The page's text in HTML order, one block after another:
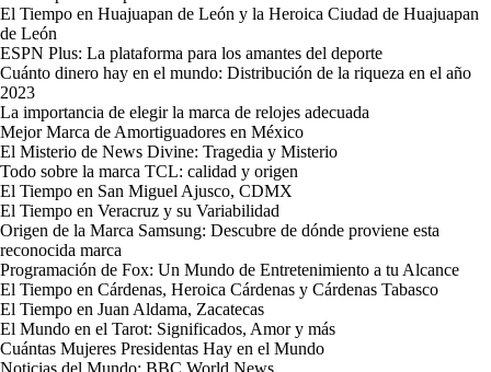
El Tiempo en Huajuapan de León y la Heroica Ciudad de Huajuapan
de León
ESPN Plus: La plataforma para los amantes del deporte
Cuánto dinero hay en el mundo: Distribución de la riqueza en el año
2023
La importancia de elegir la marca de relojes adecuada
Mejor Marca de Amortiguadores en México
El Misterio de News Divine: Tragedia y Misterio
Todo sobre la marca TCL: calidad y origen
El Tiempo en San Miguel Ajusco, CDMX
El Tiempo en Veracruz y su Variabilidad
Origen de la Marca Samsung: Descubre de dónde proviene esta
reconocida marca
Programación de Fox: Un Mundo de Entretenimiento a tu Alcance
El Tiempo en Cárdenas, Heroica Cárdenas y Cárdenas Tabasco
El Tiempo en Juan Aldama, Zacatecas
El Mundo en el Tarot: Significados, Amor y más
Cuántas Mujeres Presidentas Hay en el Mundo
Noticias del Mundo: BBC World News